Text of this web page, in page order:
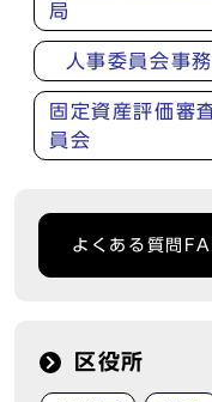
局
人事委員会事
固定資産評価審
員会
よくある質問
区役所